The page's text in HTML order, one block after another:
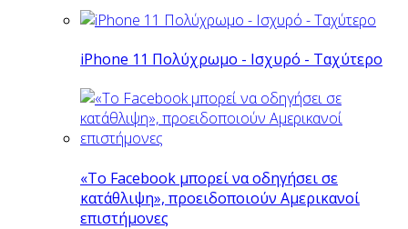
iPhone 11 Πολύχρωμο - Ισχυρό - Ταχύτερο
«Το Facebook μπορεί να οδηγήσει σε
κατάθλιψη», προειδοποιούν Αμερικανοί
επιστήμονες